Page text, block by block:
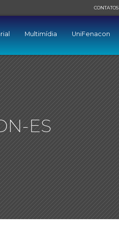
CONTATOS
Multimídia UniFenacon
ES